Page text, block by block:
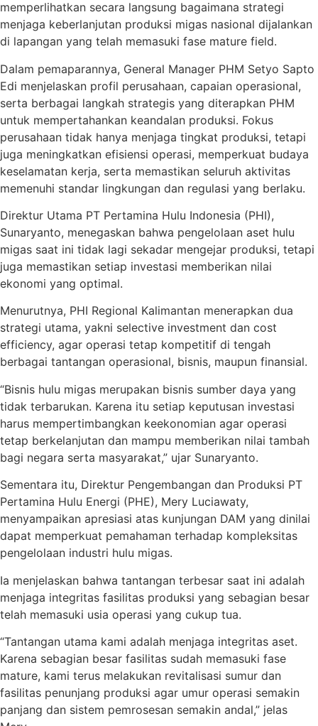
memperlihatkan secara langsung bagaimana strategi
menjaga keberlanjutan produksi migas nasional dijalankan
di lapangan yang telah memasuki fase mature field.
Dalam pemaparannya, General Manager PHM Setyo Sapto
Edi menjelaskan profil perusahaan, capaian operasional,
serta berbagai langkah strategis yang diterapkan PHM
untuk mempertahankan keandalan produksi. Fokus
perusahaan tidak hanya menjaga tingkat produksi, tetapi
juga meningkatkan efisiensi operasi, memperkuat budaya
keselamatan kerja, serta memastikan seluruh aktivitas
memenuhi standar lingkungan dan regulasi yang berlaku.
Direktur Utama PT Pertamina Hulu Indonesia (PHI),
Sunaryanto, menegaskan bahwa pengelolaan aset hulu
migas saat ini tidak lagi sekadar mengejar produksi, tetapi
juga memastikan setiap investasi memberikan nilai
ekonomi yang optimal.
Menurutnya, PHI Regional Kalimantan menerapkan dua
strategi utama, yakni selective investment dan cost
efficiency, agar operasi tetap kompetitif di tengah
berbagai tantangan operasional, bisnis, maupun finansial.
“Bisnis hulu migas merupakan bisnis sumber daya yang
tidak terbarukan. Karena itu setiap keputusan investasi
harus mempertimbangkan keekonomian agar operasi
tetap berkelanjutan dan mampu memberikan nilai tambah
bagi negara serta masyarakat,” ujar Sunaryanto.
Sementara itu, Direktur Pengembangan dan Produksi PT
Pertamina Hulu Energi (PHE), Mery Luciawaty,
menyampaikan apresiasi atas kunjungan DAM yang dinilai
dapat memperkuat pemahaman terhadap kompleksitas
pengelolaan industri hulu migas.
Ia menjelaskan bahwa tantangan terbesar saat ini adalah
menjaga integritas fasilitas produksi yang sebagian besar
telah memasuki usia operasi yang cukup tua.
“Tantangan utama kami adalah menjaga integritas aset.
Karena sebagian besar fasilitas sudah memasuki fase
mature, kami terus melakukan revitalisasi sumur dan
fasilitas penunjang produksi agar umur operasi semakin
panjang dan sistem pemrosesan semakin andal,” jelas